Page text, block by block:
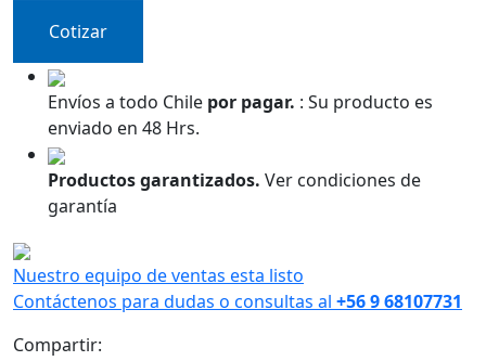
–
Broca
Corte-
quantity
Cotizar
Envíos a todo Chile por pagar. : Su producto es
enviado en 48 Hrs.
Productos garantizados. Ver condiciones de
garantía
Nuestro equipo de ventas esta listo
Contáctenos para dudas o consultas al +56 9 68107731
Compartir: